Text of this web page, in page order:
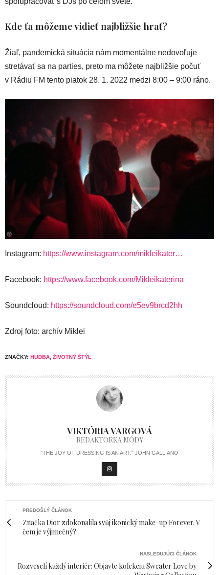
Kde ťa môžeme vidieť najbližšie hrať?
Žiaľ, pandemická situácia nám momentálne nedovoľuje
stretávať sa na parties, preto ma môžete najbližšie počuť
v Rádiu FM tento piatok 28. 1. 2022 medzi 8:00 – 9:00 ráno.
Instagram: https://www.instagram.com/mikleikater…
Facebook: https://www.facebook.com/Mikleikaterina
Soundcloud: https://soundcloud.com/e5ev9brcd2hh
Zdroj foto: archív Miklei
ZNAČKY: HUDBA ŽIVOTNÝ ŠTÝL
VIKTÓRIA VARGOVÁ
REDAKTORKA MÓDY
"THE JOY OF DRESSING IS AN ART." JOHN GALLIANO
PREDOŠLÝ ČLÁNOK
Značka Dior zdokonalila svůj ikonický make-up Forever. V
čem je výjimečný?
NASLEDUJÚCI ČLÁNOK
Rozveselí každý interiér: Objavte kolekciu Sweater Love by